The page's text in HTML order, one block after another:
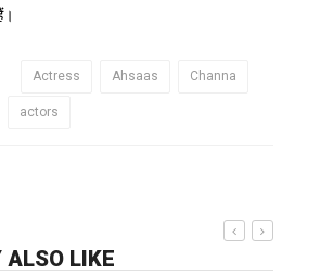
Actress Ahsaas Channa
actors
ALSO LIKE